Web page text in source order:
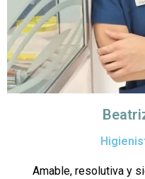
Amable, resolutiva y